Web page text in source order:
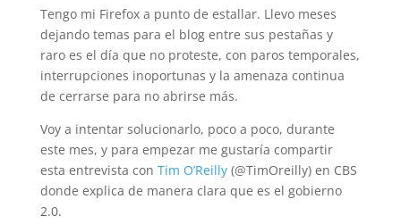
Tengo mi Firefox a punto de estallar. Llevo meses
dejando temas para el blog entre sus pestañas y
raro es el día que no proteste, con paros temporales,
interrupciones inoportunas y la amenaza continua
de cerrarse para no abrirse más.
Voy a intentar solucionarlo, poco a poco, durante
este mes, y para empezar me gustaría compartir
esta entrevista con Tim O’Reilly(@TimOreilly) en CBS
donde explica de manera clara que es el gobierno
2.0.